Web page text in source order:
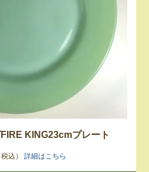
KING23cmプレート
税込）詳細はこちら